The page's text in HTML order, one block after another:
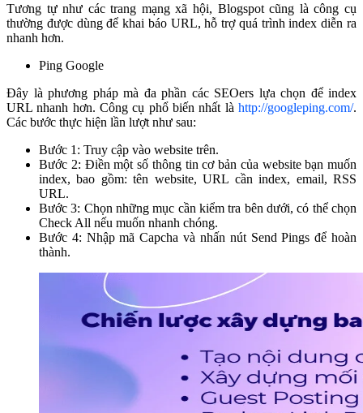
Tương tự như các trang mạng xã hội, Blogspot cũng là công cụ
thường được dùng để khai báo URL, hỗ trợ quá trình index diễn ra
nhanh hơn.
Ping Google
Đây là phương pháp mà đa phần các SEOers lựa chọn để index
URL nhanh hơn. Công cụ phổ biến nhất là http://googleping.com/.
Các bước thực hiện lần lượt như sau:
Bước 1: Truy cập vào website trên.
Bước 2: Điền một số thông tin cơ bản của website bạn muốn
index, bao gồm: tên website, URL cần index, email, RSS
URL.
Bước 3: Chọn những mục cần kiểm tra bên dưới, có thể chọn
Check All nếu muốn nhanh chóng.
Bước 4: Nhập mã Capcha và nhấn nút Send Pings để hoàn
thành.